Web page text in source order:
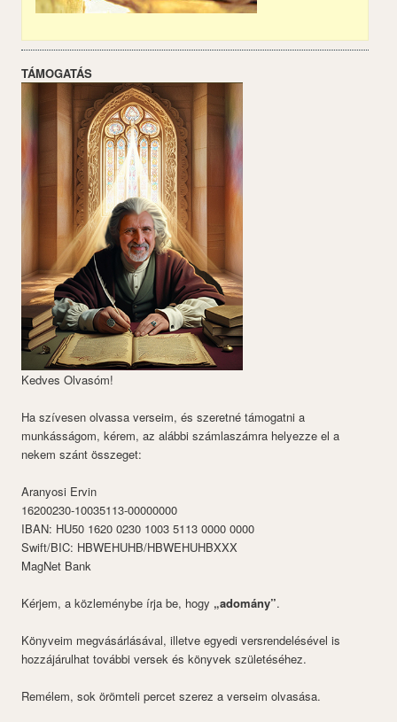
TÁMOGATÁS
Kedves Olvasóm!
Ha szívesen olvassa verseim, és szeretné támogatni a
munkásságom, kérem, az alábbi számlaszámra helyezze el a
nekem szánt összeget:
Aranyosi Ervin
16200230-10035113-00000000
IBAN: HU50 1620 0230 1003 5113 0000 0000
Swift/BIC: HBWEHUHB/HBWEHUHBXXX
MagNet Bank
Kérjem, a közleménybe írja be, hogy „adomány”.
Könyveim megvásárlásával, illetve egyedi versrendelésével is
hozzájárulhat további versek és könyvek születéséhez.
Remélem, sok örömteli percet szerez a verseim olvasása.